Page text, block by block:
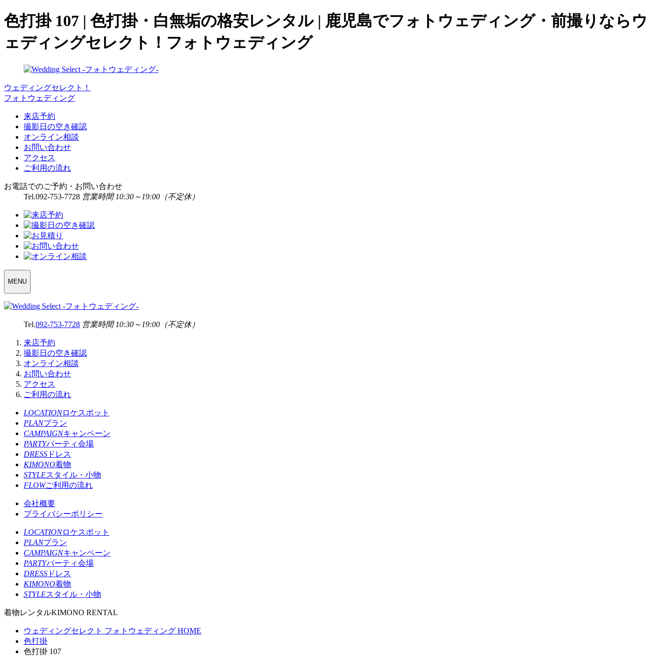
色打掛 107 | 色打掛・白無垢の格安レンタル | 鹿児島でフォトウェディング・前撮りならウ
ェディングセレクト！フォトウェディング
ウェディングセレクト！
フォトウェディング
来店予約
撮影日の空き確認
オンライン相談
お問い合わせ
アクセス
ご利用の流れ
お電話でのご予約・お問い合わせ
Tel.092-753-7728 営業時間 10:30～19:00（不定休）
SELECT
MENU
Tel.092-753-7728 営業時間 10:30～19:00（不定休）
来店予約
撮影日の空き確認
オンライン相談
お問い合わせ
アクセス
ご利用の流れ
LOCATIONロケスポット
PLANプラン
CAMPAIGNキャンペーン
PARTYパーティ会場
DRESS ドレス
KIMONO着物
STYLEスタイル・小物
FLOWご利用の流れ
会社概要
プライバシーポリシー
LOCATIONロケスポット
PLANプラン
CAMPAIGNキャンペーン
PARTYパーティ会場
DRESS ドレス
KIMONO着物
STYLEスタイル・小物
着物レンタルKIMONO RENTAL
ウェディングセレクト フォトウェディング HOME
色打掛
色打掛 107